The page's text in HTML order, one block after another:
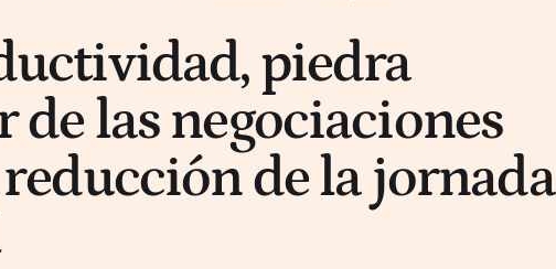
piedra
de las negociaciones
de la jornada